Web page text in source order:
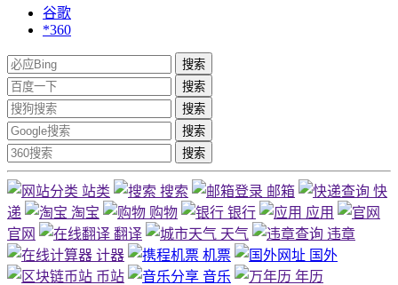
谷歌
*360
搜索
搜索
搜索
搜索
搜索
站类 搜索 邮箱
快
递
淘宝 购物 银行
应用
官网
翻译 天气
违章
计器
机票
国外
币站
音乐 年历